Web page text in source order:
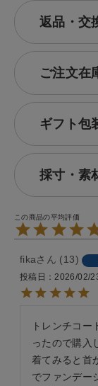
返品・交
ご注文在
ギフト包
採寸・素
fika 13
投稿日
2026/02/
トレンチコ
ったので購入
着てみると首
でファンデー